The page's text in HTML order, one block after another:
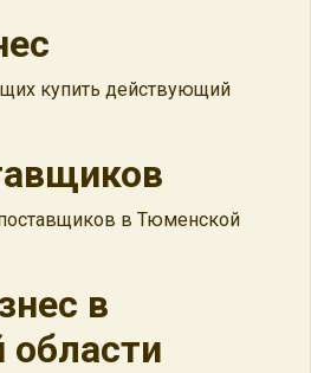
купить действующий
в Тюменской
в